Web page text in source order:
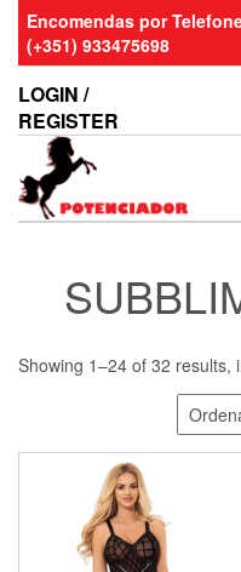
Skip
the
content
Encomendas por
(+351) 933475698
LOGIN /
REGISTER
Showing 1–24 of 32 results,